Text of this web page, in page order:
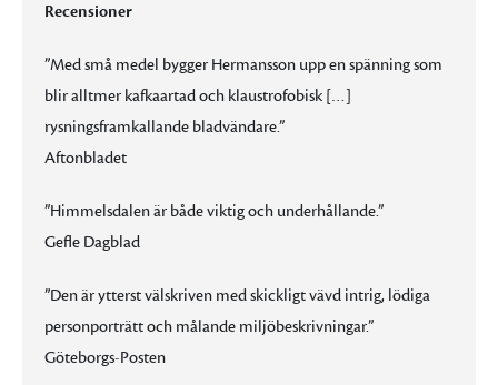
Recensioner
”Med små medel bygger Hermansson upp en spänning som
blir alltmer kafkaartad och klaustrofobisk […]
rysningsframkallande bladvändare.”
Aftonbladet
”Himmelsdalen är både viktig och underhållande.”
Gefle Dagblad
”Den är ytterst välskriven med skickligt vävd intrig, lödiga
personporträtt och målande miljöbeskrivningar.”
Göteborgs-Posten